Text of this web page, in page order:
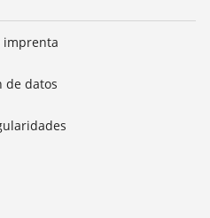
imprenta
de datos